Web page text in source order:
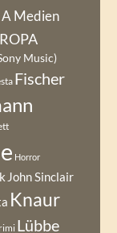
A Medien
Music)
Fischer
Horror
John Sinclair
Knaur
Lübbe